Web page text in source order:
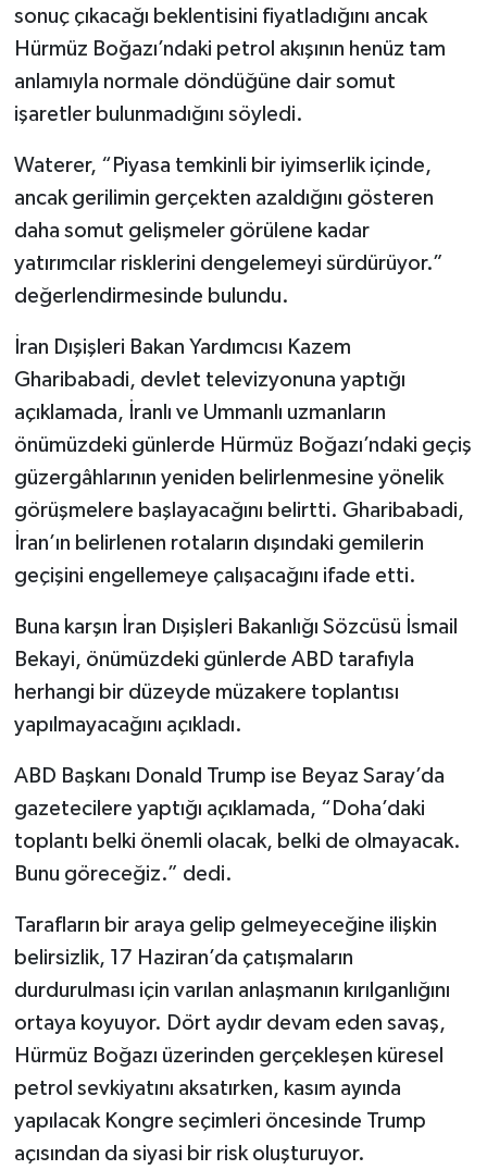
sonuç çıkacağı beklentisini fiyatladığını ancak
Hürmüz Boğazı’ndaki petrol akışının henüz tam
anlamıyla normale döndüğüne dair somut
işaretler bulunmadığını söyledi.
Waterer, “Piyasa temkinli bir iyimserlik içinde,
ancak gerilimin gerçekten azaldığını gösteren
daha somut gelişmeler görülene kadar
yatırımcılar risklerini dengelemeyi sürdürüyor.”
değerlendirmesinde bulundu.
İran Dışişleri Bakan Yardımcısı Kazem
Gharibabadi, devlet televizyonuna yaptığı
açıklamada, İranlı ve Ummanlı uzmanların
önümüzdeki günlerde Hürmüz Boğazı’ndaki geçiş
güzergâhlarının yeniden belirlenmesine yönelik
görüşmelere başlayacağını belirtti. Gharibabadi,
İran’ın belirlenen rotaların dışındaki gemilerin
geçişini engellemeye çalışacağını ifade etti.
Buna karşın İran Dışişleri Bakanlığı Sözcüsü İsmail
Bekayi, önümüzdeki günlerde ABD tarafıyla
herhangi bir düzeyde müzakere toplantısı
yapılmayacağını açıkladı.
ABD Başkanı Donald Trump ise Beyaz Saray’da
gazetecilere yaptığı açıklamada, “Doha’daki
toplantı belki önemli olacak, belki de olmayacak.
Bunu göreceğiz.” dedi.
Tarafların bir araya gelip gelmeyeceğine ilişkin
belirsizlik, 17 Haziran’da çatışmaların
durdurulması için varılan anlaşmanın kırılganlığını
ortaya koyuyor. Dört aydır devam eden savaş,
Hürmüz Boğazı üzerinden gerçekleşen küresel
petrol sevkiyatını aksatırken, kasım ayında
yapılacak Kongre seçimleri öncesinde Trump
açısından da siyasi bir risk oluşturuyor.